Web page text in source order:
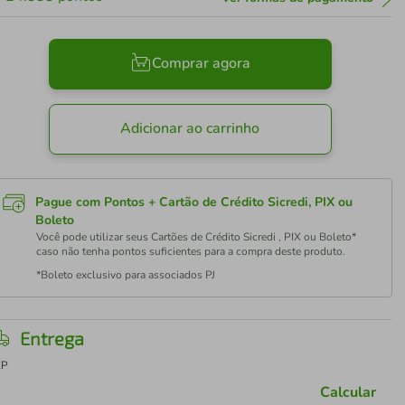
Comprar agora
Adicionar ao carrinho
Pague com Pontos + Cartão de Crédito Sicredi, PIX ou
Boleto
Você pode utilizar seus Cartões de Crédito Sicredi , PIX ou Boleto*
caso não tenha pontos suficientes para a compra deste produto.
*Boleto exclusivo para associados PJ
Entrega
Calcular